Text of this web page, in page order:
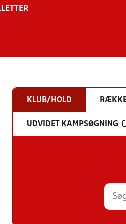
KLUB/HOLD
UDVIDET KAMPSØGNING